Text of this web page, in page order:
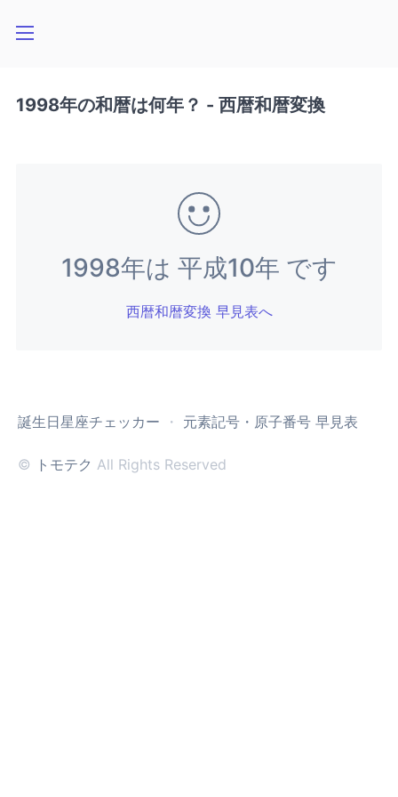
1998年の和暦は何年？ - 西暦和暦変換
1998年は 平成10年 です
西暦和暦変換 早見表へ
誕生日星座チェッカー ・ 元素記号・原子番号 早見表
© トモテク All Rights Reserved